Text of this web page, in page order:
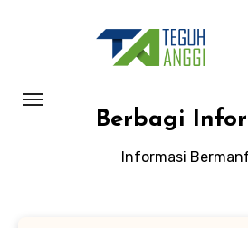
Berbagi
Informasi